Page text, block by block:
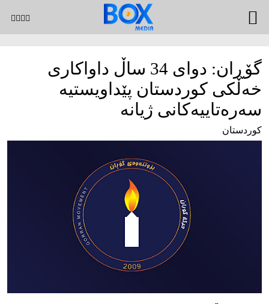
گۆڕان: دوای 34 ساڵ داواكاری
خه‌ڵكی كوردستان پێداویستیه‌
سه‌ره‌تاییه‌كانی ژیانه‌
کوردستان